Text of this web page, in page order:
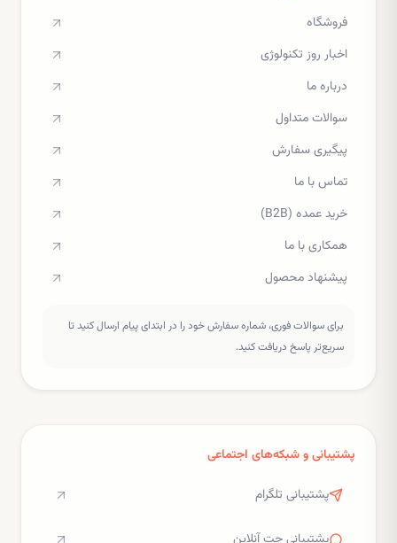
فروشگاه
اخبار روز تکنولوژی
درباره ما
سوالات متداول
پیگیری سفارش
تماس با ما
خرید عمده (B2B)
همکاری با ما
پیشنهاد محصول
برای سوالات فوری، شماره سفارش خود را در ابتدای پیام ارسال کنید تا
سریع‌تر پاسخ دریافت کنید.
پشتیبانی و شبکه‌های اجتماعی
پشتیبانی تلگرام